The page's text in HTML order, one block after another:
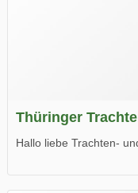
Thüringer
Hallo liebe Trachten-